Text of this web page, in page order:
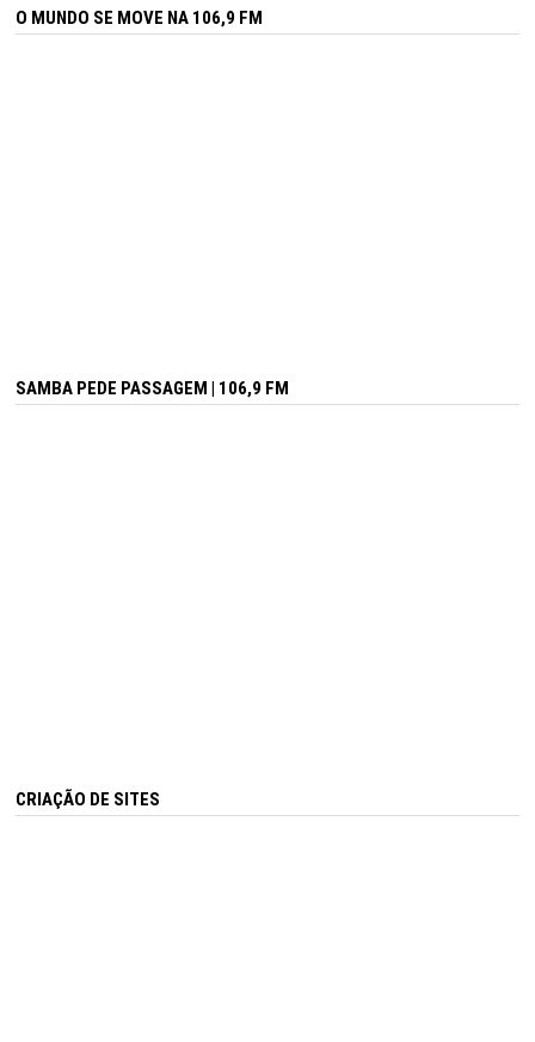
O MUNDO SE MOVE NA 106,9 FM
SAMBA PEDE PASSAGEM | 106,9 FM
CRIAÇÃO DE SITES